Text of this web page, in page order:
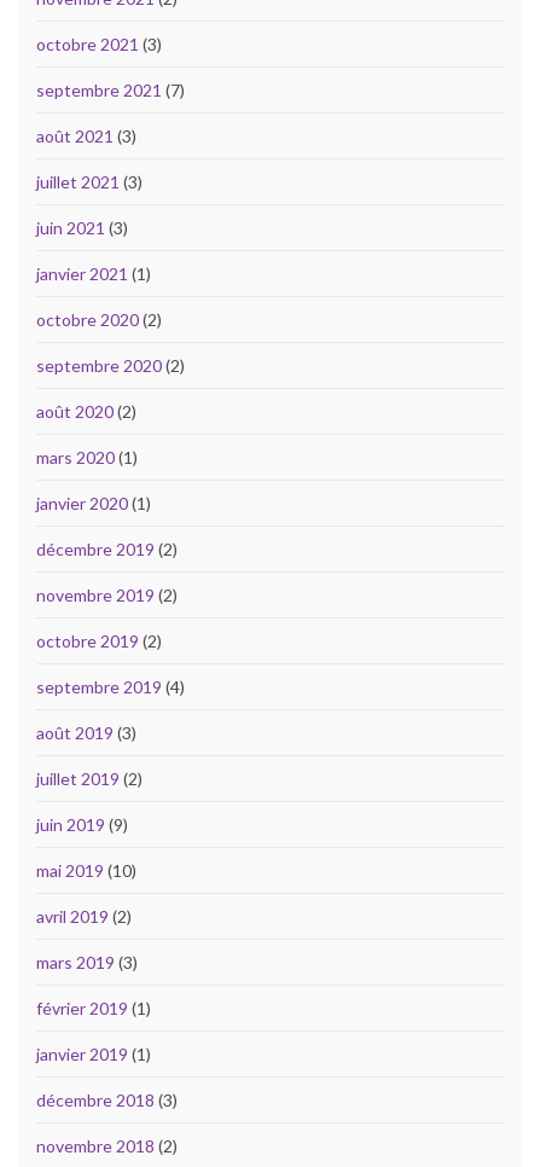
octobre 2021 (3)
septembre 2021 (7)
août 2021 (3)
juillet 2021 (3)
juin 2021 (3)
janvier 2021 (1)
octobre 2020(2)
septembre 2020(2)
août 2020(2)
mars 2020(1)
janvier 2020(1)
décembre 2019 (2)
novembre 2019 (2)
octobre 2019 (2)
septembre 2019 (4)
août 2019 (3)
juillet 2019 (2)
juin 2019 (9)
mai 2019 (10)
avril 2019 (2)
mars 2019 (3)
février 2019 (1)
janvier 2019 (1)
décembre 2018 (3)
novembre 2018 (2)